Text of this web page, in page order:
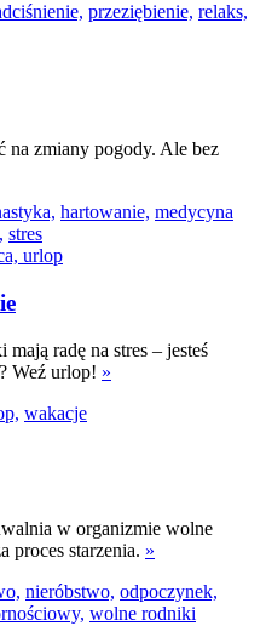
przeziębienie, relaks,
na zmiany pogody. Ale bez
hartowanie, medycyna
stres
radę na stres – jesteś
Weź urlop! »
wakacje
w organizmie wolne
proces starzenia. »
nieróbstwo, odpoczynek,
wolne rodniki